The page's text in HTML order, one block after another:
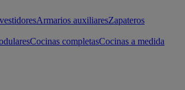
Armarios auxiliaresZapateros
Cocinas completasCocinas a medida